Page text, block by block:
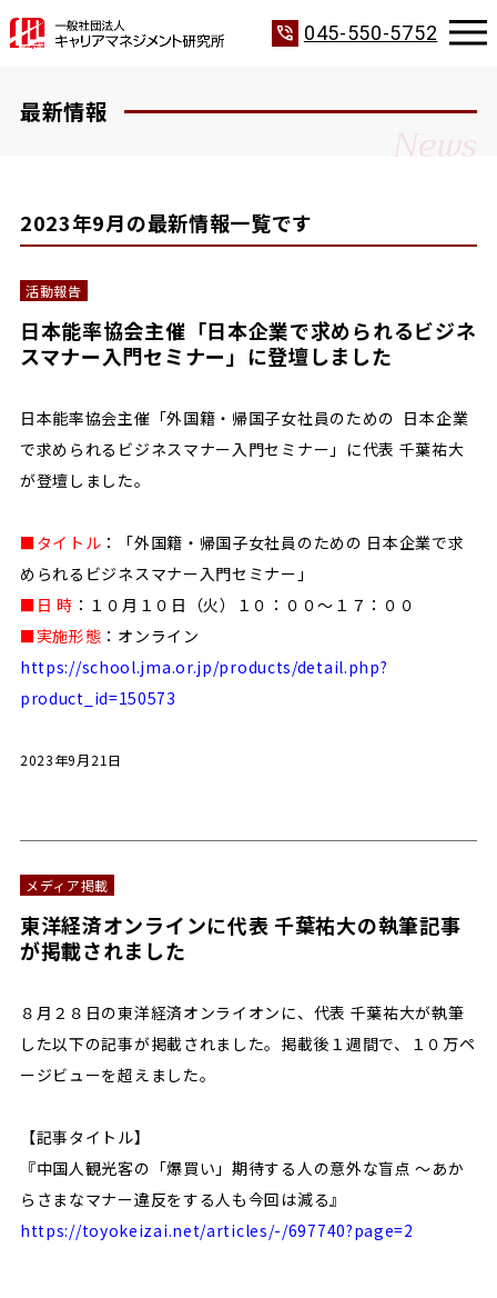
phone_in_talk 045-550-5752
最新情報
News
2023年9月の最新情報一覧です
活動報告
日本能率協会主催「日本企業で求められるビジネ
スマナー入門セミナー」に登壇しました
日本能率協会主催「外国籍・帰国子女社員のための 日本企業
で求められるビジネスマナー入門セミナー」に代表 千葉祐大
が登壇しました。
■タイトル ：「外国籍・帰国子女社員のための 日本企業で求
められるビジネスマナー入門セミナー」
■日 時 ：１０月１０日（火）１０：００～１７：００
■実施形態 ：オンライン
https://school.jma.or.jp/products/detail.php?
product_id=150573
2023年9月21日
メディア掲載
東洋経済オンラインに代表 千葉祐大の執筆記事
が掲載されました
８月２８日の東洋経済オンライオンに、代表 千葉祐大が執筆
した以下の記事が掲載されました。掲載後１週間で、１０万ペ
ージビューを超えました。
【記事タイトル】
『中国人観光客の「爆買い」期待する人の意外な盲点 ～あか
らさまなマナー違反をする人も今回は減る』
https://toyokeizai.net/articles/-/697740?page=2